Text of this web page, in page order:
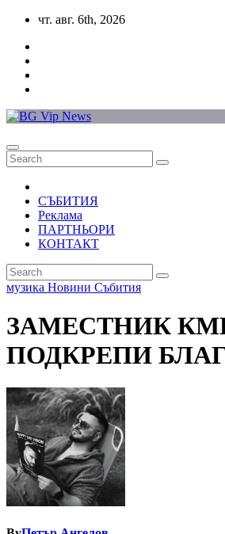
Skip
content
чт. авг. 6th, 2026
СЪБИТИЯ
Реклама
ПАРТНЬОРИ
КОНТАКТ
музика Новини Събития
ЗАМЕСТНИК
ПОДКРЕПИ